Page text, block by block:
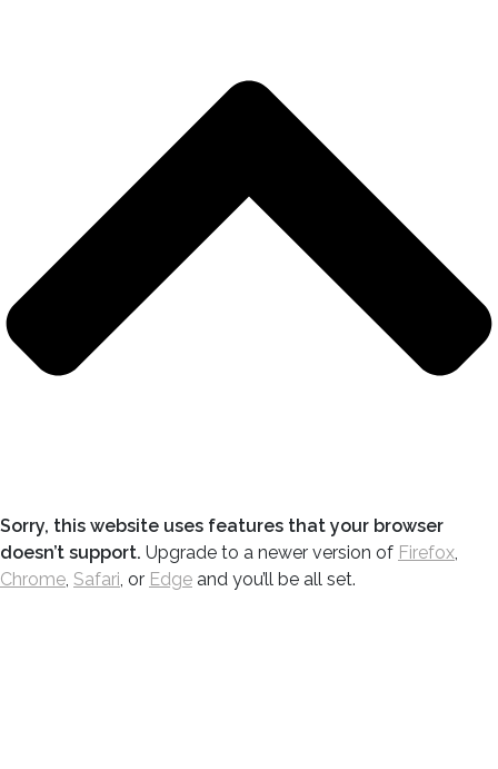
Sorry, this website uses features that your browser
doesn’t support. Upgrade to a newer version of Firefox,
Chrome, Safari, or Edge and you’ll be all set.